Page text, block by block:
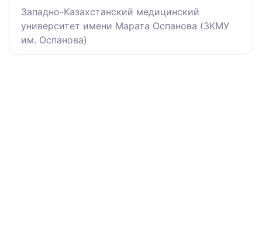
Западно-Казахстанский медицинский
университет имени Марата Оспанова (ЗКМУ
им. Оспанова)